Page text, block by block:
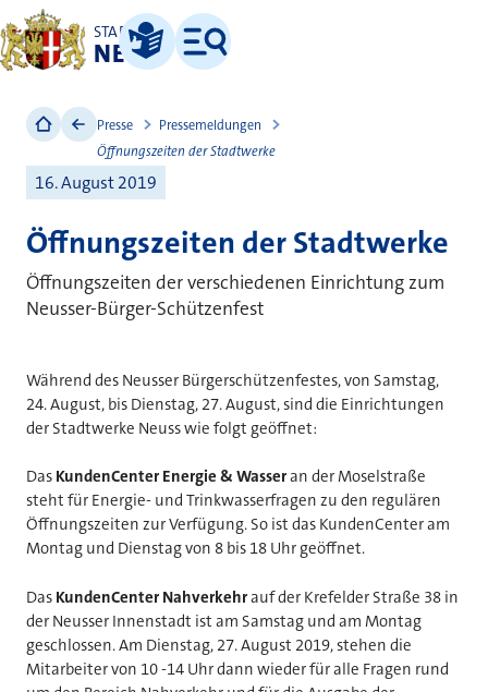
STADT
NEUSS
Leichte Sprache
Menü
Presse
Pressemeldungen
Öffnungszeiten der Stadtwerke
16. August 2019
Öffnungszeiten der Stadtwerke
Öffnungszeiten der verschiedenen Einrichtung zum
Neusser-Bürger-Schützenfest
Während des Neusser Bürgerschützenfestes, von Samstag,
24. August, bis Dienstag, 27. August, sind die Einrichtungen
der Stadtwerke Neuss wie folgt geöffnet:
Das KundenCenter Energie & Wasseran der Moselstraße
steht für Energie- und Trinkwasserfragen zu den regulären
Öffnungszeiten zur Verfügung. So ist das KundenCenter am
Montag und Dienstag von 8 bis 18 Uhr geöffnet.
Das KundenCenter Nahverkehrauf der Krefelder Straße 38 in
der Neusser Innenstadt ist am Samstag und am Montag
geschlossen. Am Dienstag, 27. August 2019, stehen die
Mitarbeiter von 10 -14 Uhr dann wieder für alle Fragen rund